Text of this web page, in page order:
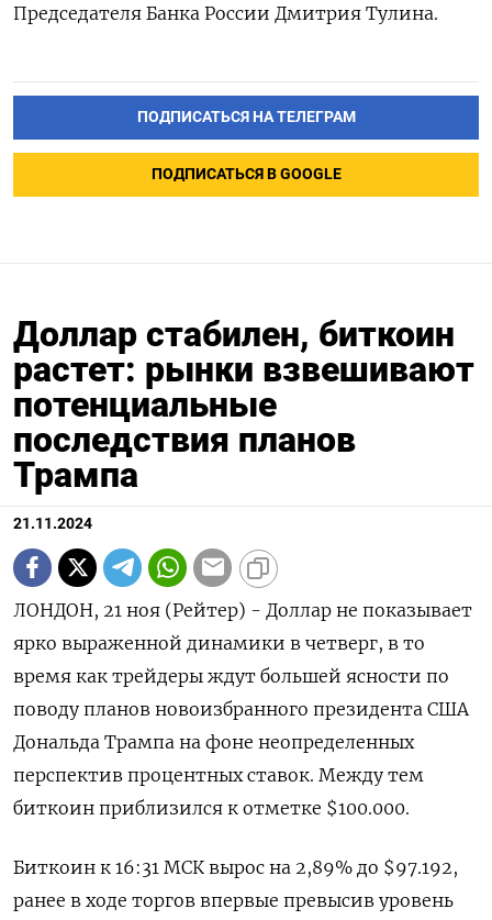
Председателя Банка России Дмитрия Тулина.
ПОДПИСАТЬСЯ НА ТЕЛЕГРАМ
ПОДПИСАТЬСЯ В GOOGLE
Доллар стабилен, биткоин
растет: рынки взвешивают
потенциальные
последствия планов
Трампа
21.11.2024
ЛОНДОН, 21 ноя (Рейтер) - Доллар не показывает
ярко выраженной динамики в четверг, в то
время как трейдеры ждут большей ясности по
поводу планов новоизбранного президента США
Дональда Трампа на фоне неопределенных
перспектив процентных ставок. Между тем
биткоин приблизился к отметке $100.000.
Биткоин к 16:31 МСК вырос на 2,89% до $97.192,
ранее в ходе торгов впервые превысив уровень